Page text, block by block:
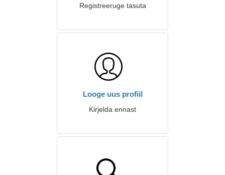
Registreeruge tasuta
Looge uus profiil
Kirjelda ennast